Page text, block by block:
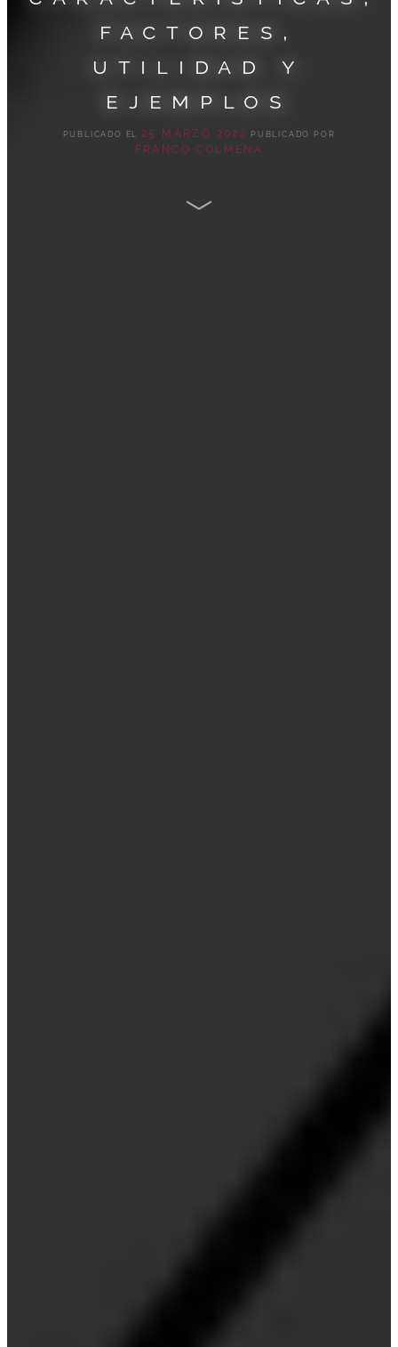
factores,
utilidad y
ejemplos
PUBLICADO EL 25 MARZO 2022 PUBLICADO POR
FRANCO COLMENA